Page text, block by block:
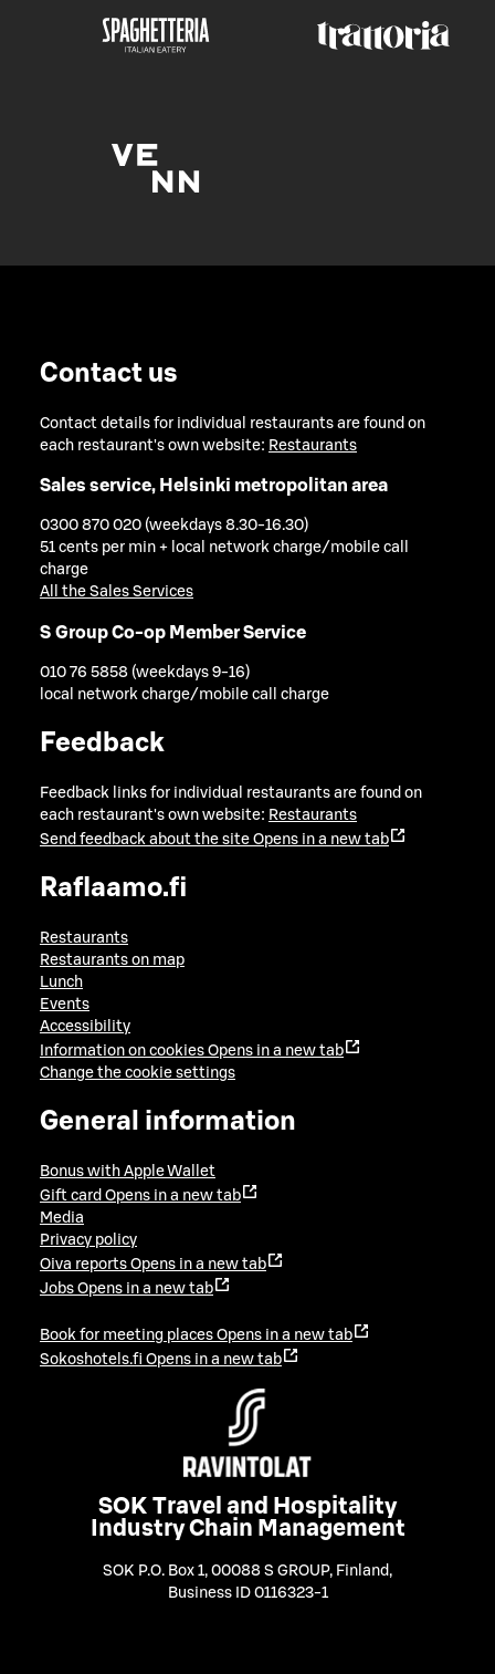
Contact us
Contact details for individual restaurants are found on
each restaurant's own website: Restaurants
Sales service, Helsinki metropolitan area
0300 870 020 (weekdays 8.30-16.30)
51 cents per min + local network charge/mobile call
charge
All the Sales Services
S Group Co-op Member Service
010 76 5858 (weekdays 9-16)
local network charge/mobile call charge
Feedback
Feedback links for individual restaurants are found on
each restaurant's own website: Restaurants
Send feedback about the site Opens in a new tab
Raflaamo.fi
Restaurants
Restaurants on map
Lunch
Events
Accessibility
Information on cookies Opens in a new tab
Change the cookie settings
General information
Bonus with Apple Wallet
Gift card Opens in a new tab
Media
Privacy policy
Oiva reports Opens in a new tab
Jobs Opens in a new tab
Book for meeting places Opens in a new tab
Sokoshotels.fi Opens in a new tab
SOK Travel and Hospitality
Industry Chain Management
SOK P.O. Box 1, 00088 S GROUP, Finland ,
Business ID 0116323-1